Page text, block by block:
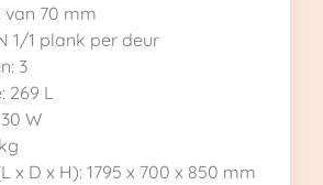
van 70 mm
1/1 plank per deur
3
L
W
x D x H): 1795 x 700 x 850 mm